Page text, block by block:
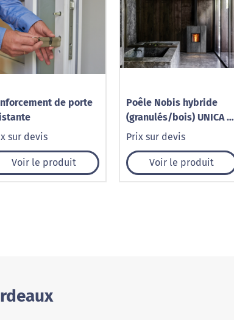
de porte
sur devis
Voir le produit
Poêle Nobis hybride
(granulés/bois) UNICA 10
puissance de 4.6 à 10.3
Prix sur devis
Voir le produit